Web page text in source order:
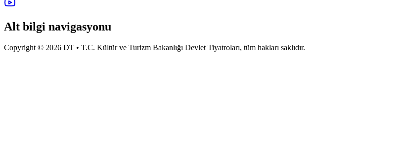
Alt bilgi navigasyonu
Copyright © 2026 DT • T.C. Kültür ve Turizm Bakanlığı Devlet Tiyatroları, tüm hakları saklıdır.